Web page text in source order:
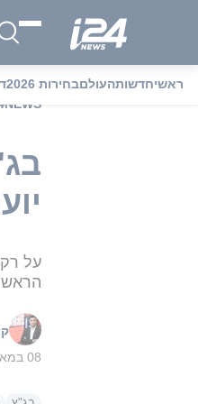
ראשיחדשותהעולםבחירות 2026
על
08 במאי 2024, 09:34